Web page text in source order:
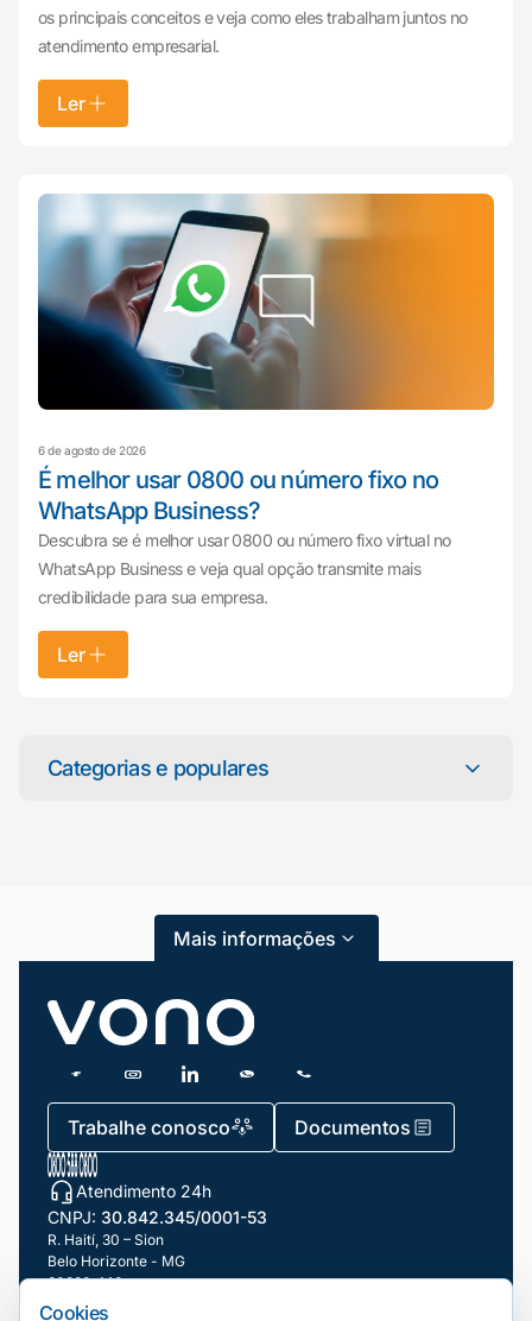
os principais conceitos e veja como eles trabalham juntos no
atendimento empresarial.
Ler
6 de agosto de 2026
É melhor usar 0800 ou número fixo no
WhatsApp Business?
Descubra se é melhor usar 0800 ou número fixo virtual no
WhatsApp Business e veja qual opção transmite mais
credibilidade para sua empresa.
Ler
Categorias e populares
Atendimento ao Cliente
Blog
Dicas e Tutoriais
Gestão de Condomínios
Gestão de Frotas
Gestão de Negócios
Gestão de pessoas e Liderança
Gestão Financeira
Mais informações
Trabalhe conosco Documentos
Atendimento 24h
CNPJ: 30.842.345/0001-53
R. Haití, 30 – Sion
Belo Horizonte - MG
30320-140
Cookies
online agora